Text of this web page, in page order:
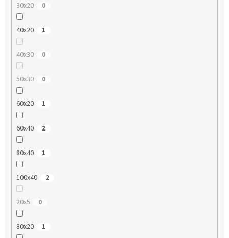
30x20 0
40x20 1
40x30 0
50x30 0
60x20 1
60x40 2
80x40 1
100x40 2
20x5 0
80x20 1